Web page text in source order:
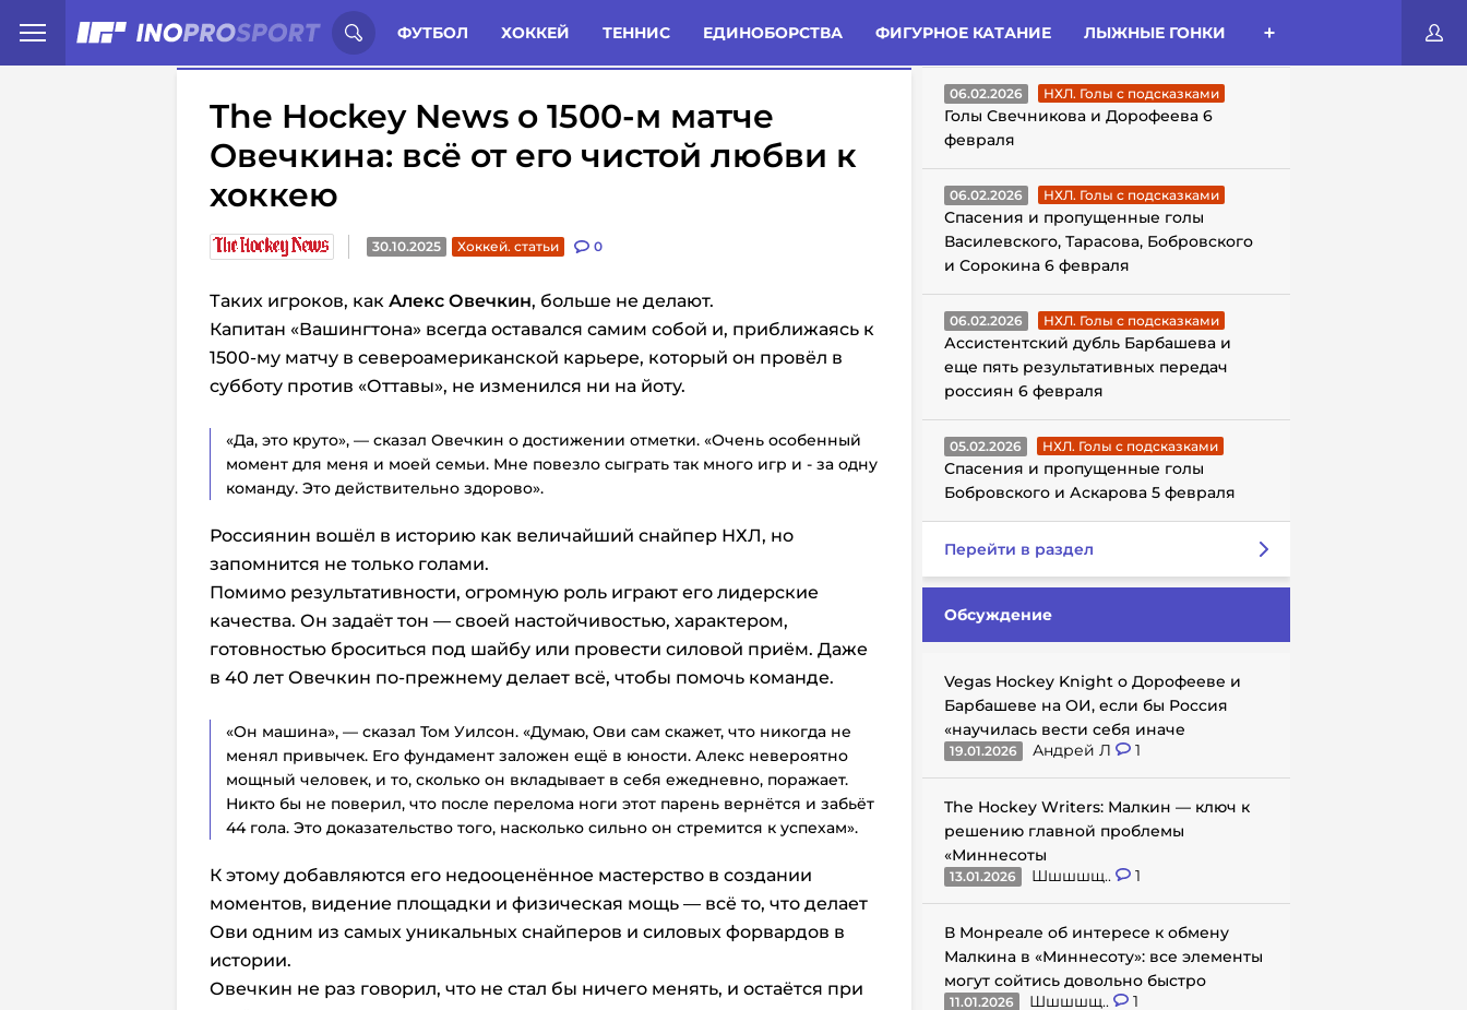
ФУТБОЛ ХОККЕЙ ТЕННИС ЕДИНОБОРСТВА ФИГУРНОЕ КАТАНИЕ ЛЫЖНЫЕ ГОНКИ
Иностранцы о спорте России: Статьи Комменты Новости
The Hockey News о 1500-м матче
Овечкина: всё от его чистой любви к
хоккею
30.10.2025 Хоккей. статьи 0
Таких игроков, как Алекс Овечкин, больше не делают.
Капитан «Вашингтона» всегда оставался самим собой и, приближаясь к
1500-му матчу в североамериканской карьере, который он провёл в
субботу против «Оттавы», не изменился ни на йоту.
«Да, это круто», — сказал Овечкин о достижении отметки. «Очень особенный
момент для меня и моей семьи. Мне повезло сыграть так много игр и - за одну
команду. Это действительно здорово».
Россиянин вошёл в историю как величайший снайпер НХЛ, но
запомнится не только голами.
Помимо результативности, огромную роль играют его лидерские
качества. Он задаёт тон — своей настойчивостью, характером,
готовностью броситься под шайбу или провести силовой приём. Даже
в 40 лет Овечкин по-прежнему делает всё, чтобы помочь команде.
«Он машина», — сказал Том Уилсон. «Думаю, Ови сам скажет, что никогда не
менял привычек. Его фундамент заложен ещё в юности. Алекс невероятно
мощный человек, и то, сколько он вкладывает в себя ежедневно, поражает.
Никто бы не поверил, что после перелома ноги этот парень вернётся и забьёт
44 гола. Это доказательство того, насколько сильно он стремится к успехам».
К этому добавляются его недооценённое мастерство в создании
моментов, видение площадки и физическая мощь — всё то, что делает
Ови одним из самых уникальных снайперов и силовых форвардов в
истории.
Овечкин не раз говорил, что не стал бы ничего менять, и остаётся при
ГОЛЫ С ПОДСКАЗКАМИ
06.02.2026 НХЛ. Голы с подсказками
Голы Свечникова и Дорофеева 6
февраля
06.02.2026 НХЛ. Голы с подсказками
Спасения и пропущенные голы
Василевского, Тарасова, Бобровского
и Сорокина 6 февраля
06.02.2026 НХЛ. Голы с подсказками
Ассистентский дубль Барбашева и
еще пять результативных передач
россиян 6 февраля
05.02.2026 НХЛ. Голы с подсказками
Спасения и пропущенные голы
Бобровского и Аскарова 5 февраля
Перейти в раздел
Обсуждение
Vegas Hockey Knight о Дорофееве и
Барбашеве на ОИ, если бы Россия
«научилась вести себя иначе
19.01.2026 Андрей Л 1
The Hockey Writers: Малкин — ключ к
решению главной проблемы
«Миннесоты
13.01.2026 Шшшшщ.. 1
В Монреале об интересе к обмену
Малкина в «Миннесоту»: все элементы
могут сойтись довольно быстро
11.01.2026 Шшшшщ.. 1